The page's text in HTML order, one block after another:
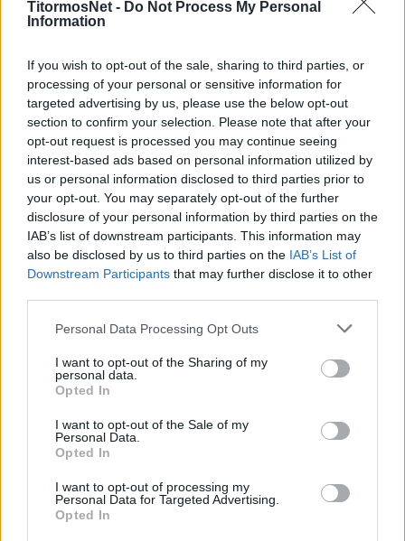
TitormosNet - Do Not Process My Personal
Information
If you wish to opt-out of the sale, sharing to third parties, or
processing of your personal or sensitive information for
targeted advertising by us, please use the below opt-out
section to confirm your selection. Please note that after your
opt-out request is processed you may continue seeing
interest-based ads based on personal information utilized by
us or personal information disclosed to third parties prior to
your opt-out. You may separately opt-out of the further
disclosure of your personal information by third parties on the
IAB’s list of downstream participants. This information may
also be disclosed by us to third parties on the IAB’s List of
Downstream Participants that may further disclose it to other
Personal Data Processing Opt Outs
I want to opt-out of the Sharing of my
personal data.
Opted In
I want to opt-out of the Sale of my
Personal Data.
Opted In
I want to opt-out of processing my
Personal Data for Targeted Advertising.
Opted In